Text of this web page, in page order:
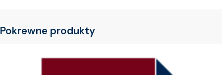
Pokrewne produkty